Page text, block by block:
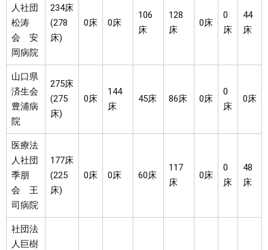
人社団
松涛
会 安
岡病院
234床
(278
床)
0床 0床
106
床
128
床
0床
0
床
44
床
山口県
済生会
豊浦病
院
275床
(275
床)
0床
144
床
45床 86床 0床
0
床
0床
医療法
人社団
季朋
会 王
司病院
177床
(225
床)
0床 0床 60床
117
床
0床
0
床
48
床
社団法
人巨樹